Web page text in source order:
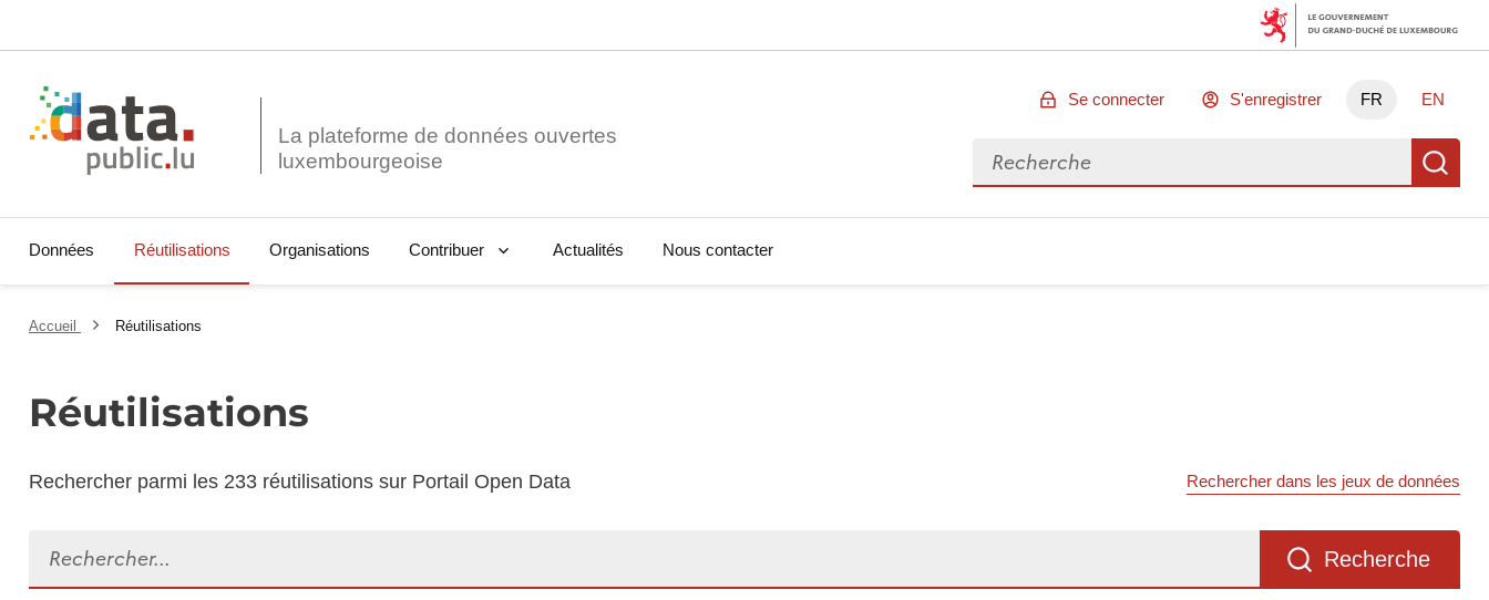
La plateforme de données ouvertes
Se connecter S'enregistrer FR EN
Rechercher des données
Données Réutilisations Organisations Contribuer Actualités Nous contacter
Accueil Réutilisations
Réutilisations
Rechercher parmi les 233 réutilisations sur Portail Open Data Rechercher dans les jeux de données
Recherche